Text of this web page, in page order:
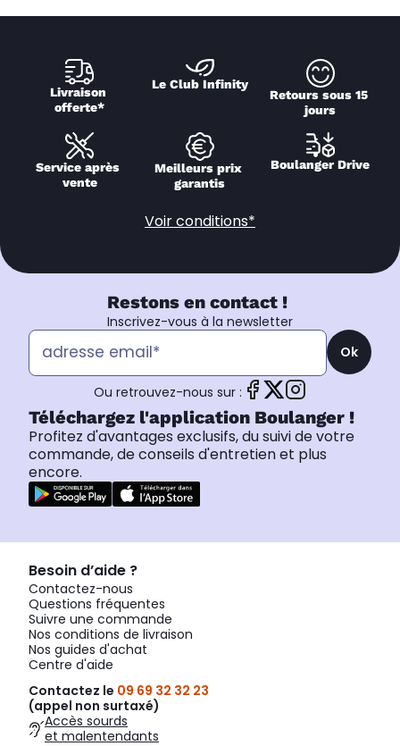
Livraison
offerte*
Le Club Infinity
Retours sous 15
jours
Service après
vente
Meilleurs prix
garantis
Boulanger Drive
Voir conditions*
Restons en contact !
Inscrivez-vous à la newsletter
Ok
Ou retrouvez-nous sur :
Téléchargez l'application Boulanger !
Profitez d'avantages exclusifs, du suivi de votre
commande, de conseils d'entretien et plus
encore.
Besoin d’aide ?
Contactez-nous
Questions fréquentes
Suivre une commande
Nos conditions de livraison
Nos guides d'achat
Centre d'aide
Contactez le 09 69 32 32 23
(appel non surtaxé)
Accès sourds
et malentendants